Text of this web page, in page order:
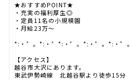
★おすすめPOINT★
・充実の福利厚生◎
・定員11名の小規模園
・月給23万～
*:・゜。*:・゜*:・゜。*:・゜。*:・゜。
【アクセス】
越谷市大沢にあります。
東武伊勢崎線 北越谷駅より徒歩15分